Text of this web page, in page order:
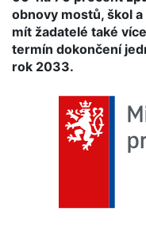
obnovy mostů, škol
mít žadatelé také
termín dokončení
rok 2033.